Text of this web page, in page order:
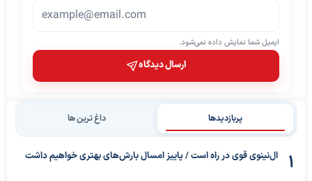
ایمیل شما نمایش داده نمی‌شود.
ارسال دیدگاه
پربازدیدها داغ ترین ها
ال‌نینوی قوی در راه است / پاییز امسال بارش‌های بهتری خواهیم داشت